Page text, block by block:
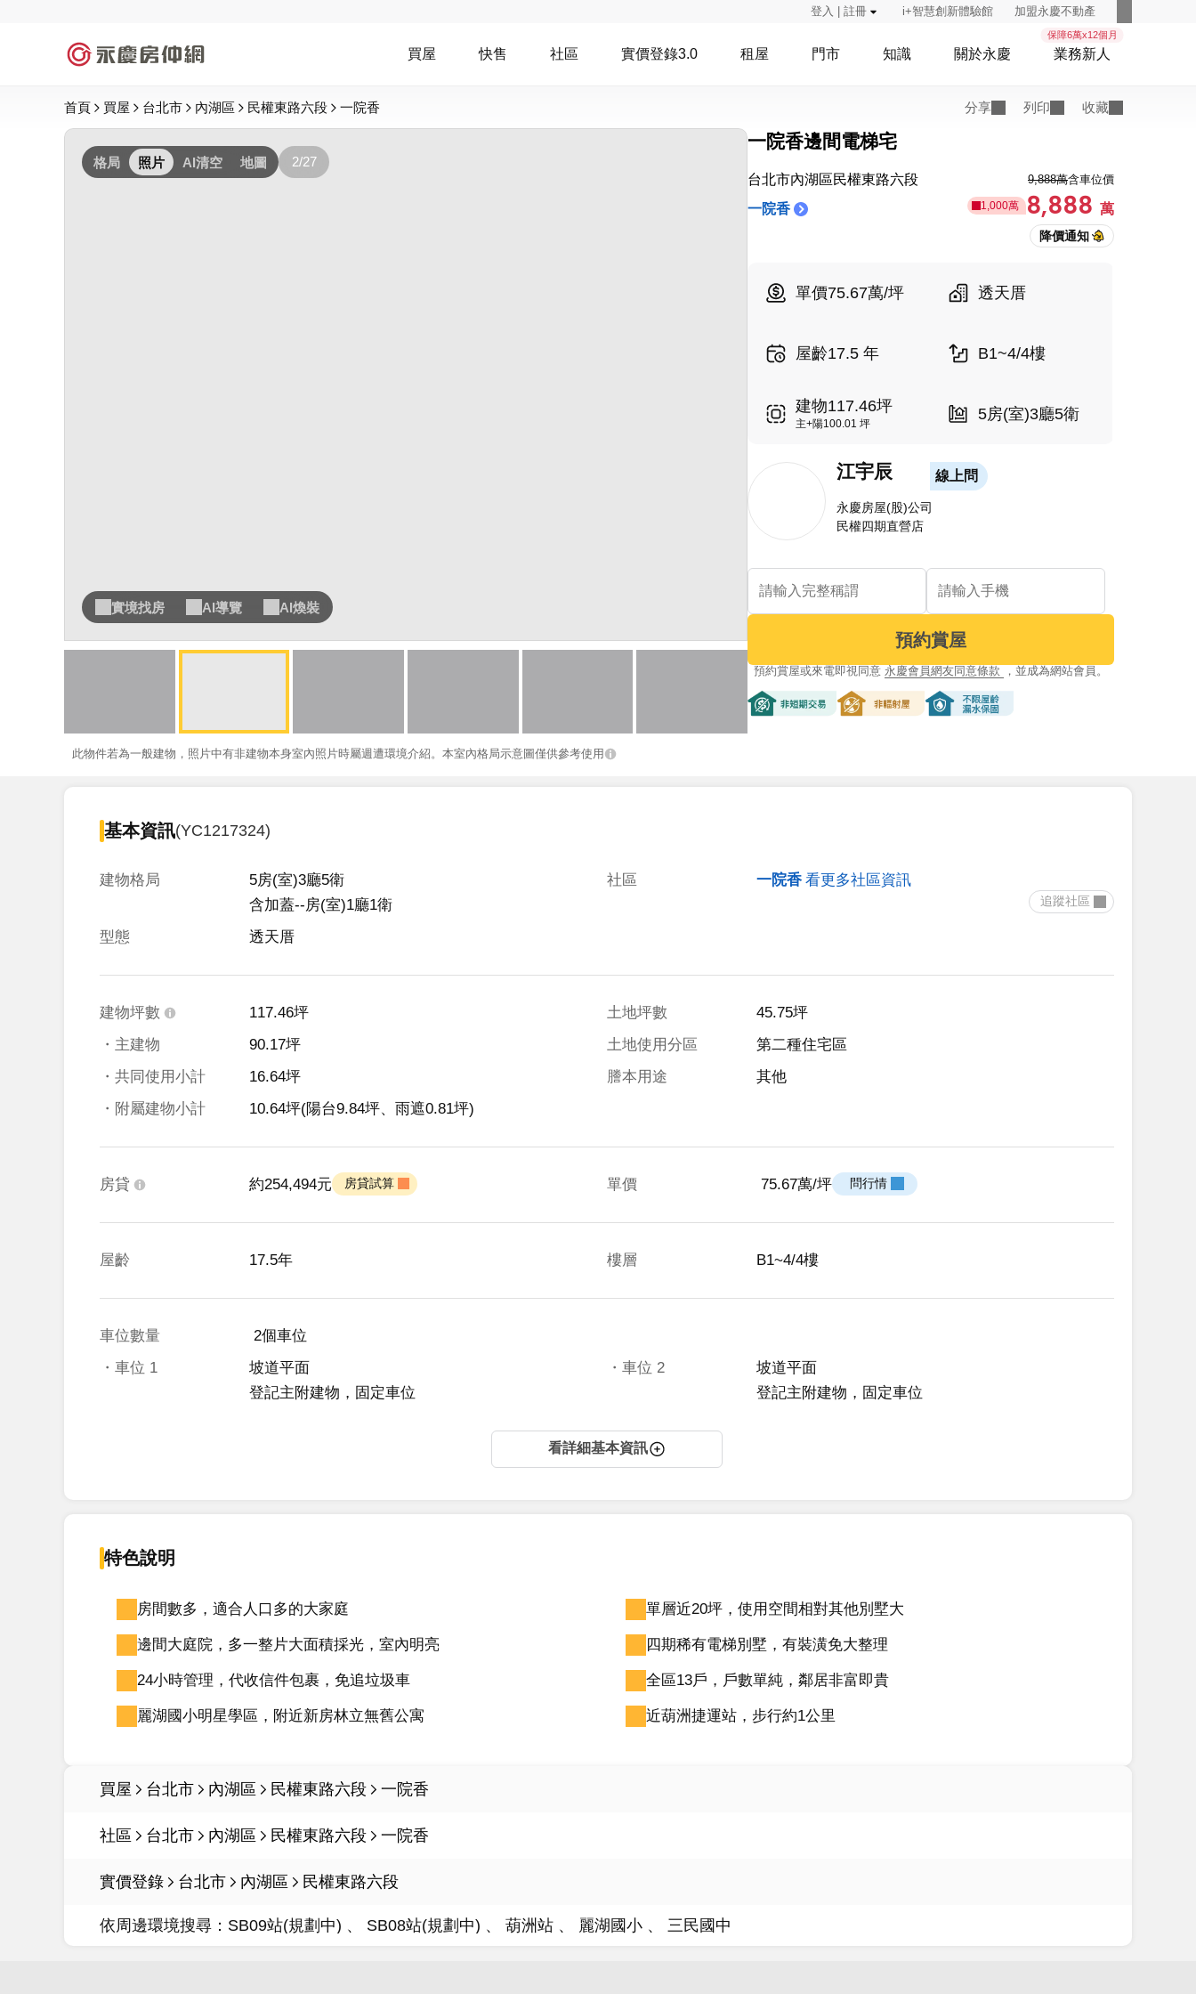
登入 | 註冊 i+智慧創新體驗館 加盟永慶不動產
買屋 快售 社區 實價登錄3.0 租屋 門市 知識 關於永慶
保障6萬x12個月
業務新人
首頁 買屋 台北市 內湖區 民權東路六段 一院香 分享 列印 收藏
格局 照片 AI清空 地圖 2/27
實境找房 AI導覽 AI煥裝
此物件若為一般建物，照片中有非建物本身室內照片時屬週遭環境介紹。本室內格局示意圖僅供參考使用
一院香邊間電梯宅
台北市內湖區民權東路六段
一院香
9,888萬含車位價
1,000萬 8,888 萬
單價75.67萬/坪 透天厝
屋齡17.5 年 B1~4/4樓
建物117.46坪
主+陽100.01 坪
5房(室)3廳5衛
江宇辰 線上問
永慶房屋(股)公司
民權四期直營店
預約賞屋
預約賞屋或來電即視同意 永慶會員網友同意條款 ，並成為網站會員。
基本資訊(YC1217324)
建物格局
5房(室)3廳5衛
含加蓋--房(室)1廳1衛
型態
透天厝
社區 一院香 看更多社區資訊
建物坪數
117.46坪
・主建物
90.17坪
・共同使用小計
16.64坪
・附屬建物小計
10.64坪(陽台9.84坪、雨遮0.81坪)
土地坪數
45.75坪
土地使用分區
第二種住宅區
謄本用途
其他
房貸 約254,494元 房貸試算 單價 75.67萬/坪 問行情
屋齡 17.5年 樓層 B1~4/4樓
車位數量
2個車位
・車位 1
坡道平面
登記主附建物，固定車位
・車位 2
坡道平面
登記主附建物，固定車位
看詳細基本資訊
特色說明
房間數多，適合人口多的大家庭 單層近20坪，使用空間相對其他別墅大
邊間大庭院，多一整片大面積採光，室內明亮 四期稀有電梯別墅，有裝潢免大整理
24小時管理，代收信件包裹，免追垃圾車 全區13戶，戶數單純，鄰居非富即貴
麗湖國小明星學區，附近新房林立無舊公寓 近葫洲捷運站，步行約1公里
買屋 台北市 內湖區 民權東路六段 一院香
社區 台北市 內湖區 民權東路六段 一院香
實價登錄 台北市 內湖區 民權東路六段
依周邊環境搜尋： SB09站(規劃中) SB08站(規劃中) 葫洲站 麗湖國小 三民國中